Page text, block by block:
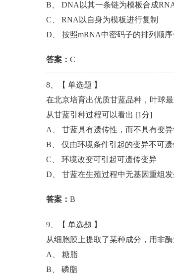
B
DNA以其一条链为模板合成
C
RNA以自身为模板进行复制
D
按照mRNA中密码子的排列顺
答案： C
8 、【 单选题 】
在北京培育出优质甘蓝品种，叶球
从甘蓝引种过程可以看出 [1分]
A
甘蓝具有遗传性，而不具有变异
B
仅由环境条件引起的变异不可遗
C
环境改变可引起可遗传变异
D
甘蓝在生殖过程中无基因重组发
答案： B
9 、【 单选题 】
从细胞膜上提取了某种成分，用非
A
糖脂
B
磷脂